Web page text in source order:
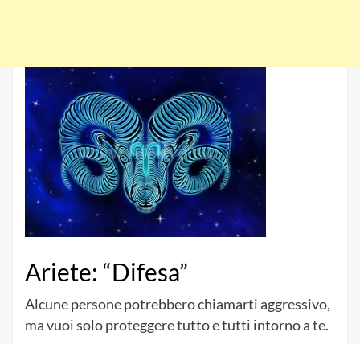
Ariete: “Difesa”
Alcune persone potrebbero chiamarti aggressivo,
ma vuoi solo proteggere tutto e tutti intorno a te.